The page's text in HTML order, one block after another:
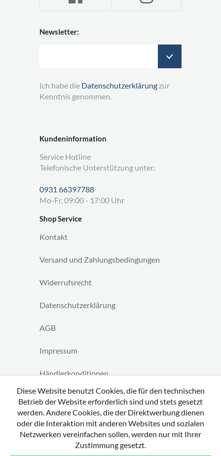
Kundeninformation
Service Hotline
Telefonische Unterstützung unter:
0931 66397788
Mo-Fr, 09:00 - 17:00 Uhr
Shop Service
Kontakt
Versand und Zahlungsbedingungen
Widerrufsrecht
Datenschutzerklärung
AGB
Impressum
Händlerkonditionen
Vertrag widerrufen
Newsletter:
Ich habe die Datenschutzerklärung zur
Kenntnis genommen.
Diese Website benutzt Cookies, die für den technischen
Betrieb der Website erforderlich sind und stets gesetzt
werden. Andere Cookies, die der Direktwerbung dienen
oder die Interaktion mit anderen Websites und sozialen
Netzwerken vereinfachen sollen, werden nur mit Ihrer
Zustimmung gesetzt.